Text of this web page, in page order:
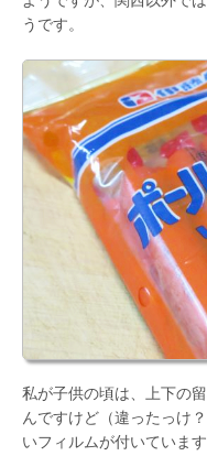
うです。
私が子供の頃は、上下の
んですけど（違ったっけ
いフィルムが付いています